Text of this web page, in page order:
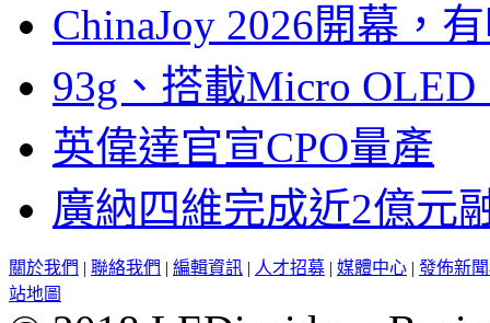
ChinaJoy 2026開幕，
93g、搭載Micro
英偉達官宣CPO量產
廣納四維完成近2億元
關於我們 | 聯絡我們 | 編輯資訊 | 人才招募 | 媒體中心 | 發佈新
站地圖